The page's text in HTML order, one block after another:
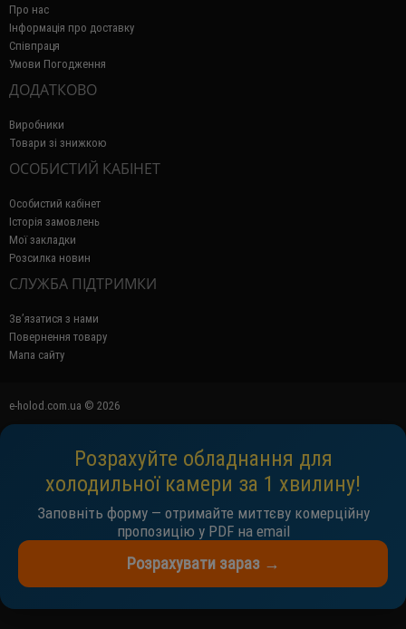
Про нас
Інформація про доставку
Співпраця
Умови Погодження
ДОДАТКОВО
Виробники
Товари зі знижкою
ОСОБИСТИЙ КАБІНЕТ
Особистий кабінет
Історія замовлень
Мої закладки
Розсилка новин
СЛУЖБА ПІДТРИМКИ
Зв’язатися з нами
Повернення товару
Мапа сайту
e-holod.com.ua © 2026
Розрахуйте обладнання для
холодильної камери за 1 хвилину!
Заповніть форму — отримайте миттєву комерційну
пропозицію у PDF на email
Розрахувати зараз →